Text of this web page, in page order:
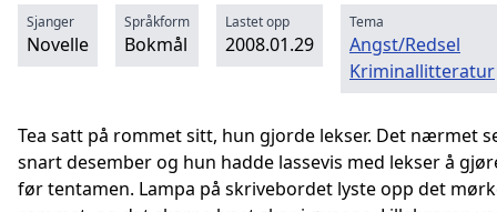
Sjanger
Novelle
Språkform
Bokmål
Lastet opp
2008.01.29
Tema
Angst/Redsel
Kriminallitteratur
Tea satt på rommet sitt, hun gjorde lekser. Det nærmet
snart desember og hun hadde lassevis med lekser å
før tentamen. Lampa på skrivebordet lyste opp det